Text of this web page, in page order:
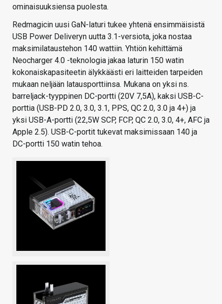
ominaisuuksiensa puolesta.
Redmagicin uusi GaN-laturi tukee yhtenä ensimmäisistä
USB Power Deliveryn uutta 3.1-versiota, joka nostaa
maksimilataustehon 140 wattiin. Yhtiön kehittämä
Neocharger 4.0 -teknologia jakaa laturin 150 watin
kokonaiskapasiteetin älykkäästi eri laitteiden tarpeiden
mukaan neljään latausporttiinsa. Mukana on yksi ns.
barreljack-tyyppinen DC-portti (20V 7,5A), kaksi USB-C-
porttia (USB-PD 2.0, 3.0, 3.1, PPS, QC 2.0, 3.0 ja 4+) ja
yksi USB-A-portti (22,5W SCP, FCP, QC 2.0, 3.0, 4+, AFC ja
Apple 2.5). USB-C-portit tukevat maksimissaan 140 ja
DC-portti 150 watin tehoa.